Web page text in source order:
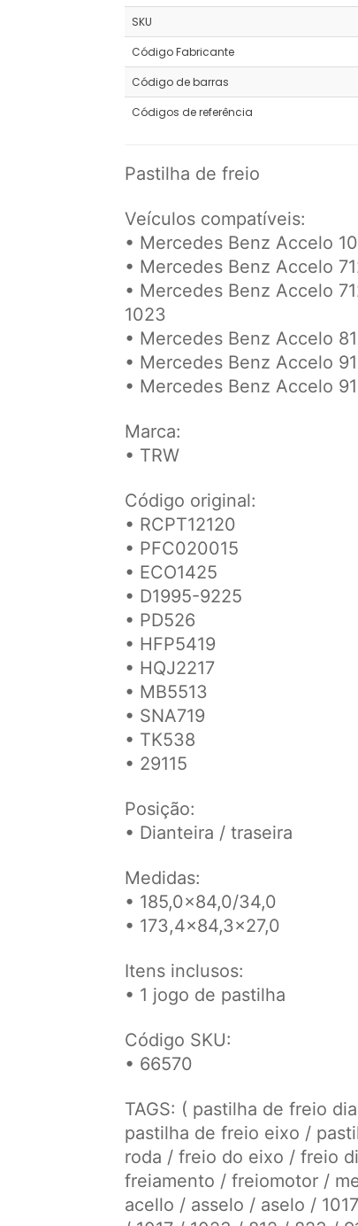
SKU
Código Fabricante
Código de barras
Códigos de referência
Pastilha de freio
Veículos compatíveis:
• Mercedes Benz Accelo
• Mercedes Benz Accelo
• Mercedes Benz Accelo
1023
• Mercedes Benz Accelo
• Mercedes Benz Accelo
• Mercedes Benz Accelo
Marca:
• TRW
Código original:
• RCPT12120
• PFC020015
• ECO1425
• D1995-9225
• PD526
• HFP5419
• HQJ2217
• MB5513
• SNA719
• TK538
• 29115
Posição:
• Dianteira / traseira
Medidas:
• 185,0x84,0/34,0
• 173,4x84,3x27,0
Itens inclusos:
• 1 jogo de pastilha
Código SKU:
• 66570
TAGS: ( pastilha de freio
pastilha de freio eixo /
roda / freio do eixo / freio
freiamento / freiomotor /
acello / asselo / aselo /